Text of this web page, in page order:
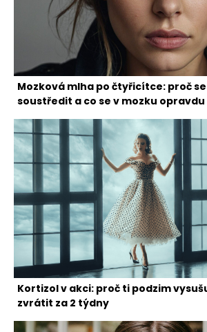
Mozková mlha po čtyřicítce: proč
soustředit a co se v mozku opravdu
Kortizol v akci: proč ti podzim
zvrátit za 2 týdny